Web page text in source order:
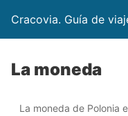
Cracovia. Guía de
La moneda
La moneda de Polonia